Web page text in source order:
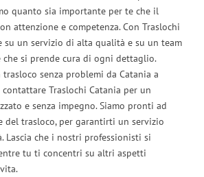
quanto sia importante per te che il
attenzione e competenza. Con Traslochi
su un servizio di alta qualità e su un team
si prende cura di ogni dettaglio.
senza problemi da Catania a
Traslochi Catania per un
e senza impegno. Siamo pronti ad
del trasloco, per garantirti un servizio
Lascia che i nostri professionisti si
tu ti concentri su altri aspetti